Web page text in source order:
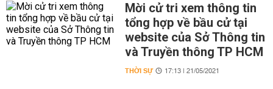
Mời cử tri xem thông tin
tổng hợp về bầu cử tại
website của Sở Thông tin
và Truyền thông TP HCM
THỜI SỰ 17:13 | 21/05/2021